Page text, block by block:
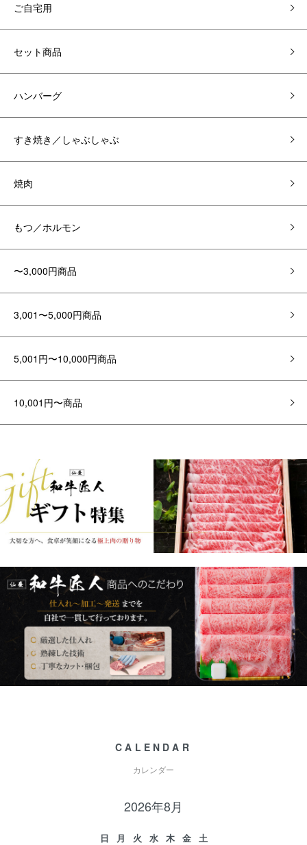
ご自宅用
セット商品
ハンバーグ
すき焼き／しゃぶしゃぶ
焼肉
もつ／ホルモン
〜3,000円商品
3,001〜5,000円商品
5,001円〜10,000円商品
10,001円〜商品
CALENDAR
カレンダー
2026年8月
日 月 火 水 木 金
土